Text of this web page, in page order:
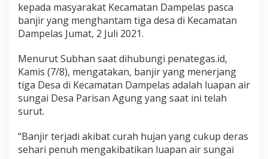
t
i
v
a
s
kepada masyarakat Kecamatan Dampelas pasca
banjir yang menghantam tiga desa di Kecamatan
Dampelas Jumat, 2 Juli 2021.
Menurut Subhan saat dihubungi penategas.id,
Kamis (7/8), mengatakan, banjir yang menerjang
tiga Desa di Kecamatan Dampelas adalah luapan air
sungai Desa Parisan Agung yang saat ini telah
surut.
“Banjir terjadi akibat curah hujan yang cukup deras
sehari penuh mengakibatikan luapan air sungai